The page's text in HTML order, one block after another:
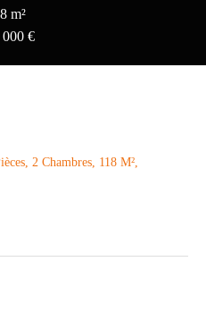
m²
000 €
2 Chambres, 118 M²,